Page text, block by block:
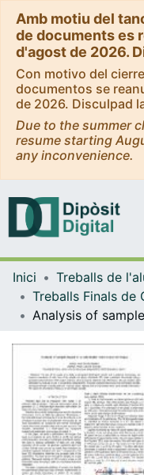
Amb motiu del
de documents es
d'agost de 2026.
Con motivo del
documentos se
de 2026. Disculpad
Due to the summer
resume starting
any inconvenience.
Inici
Treballs de